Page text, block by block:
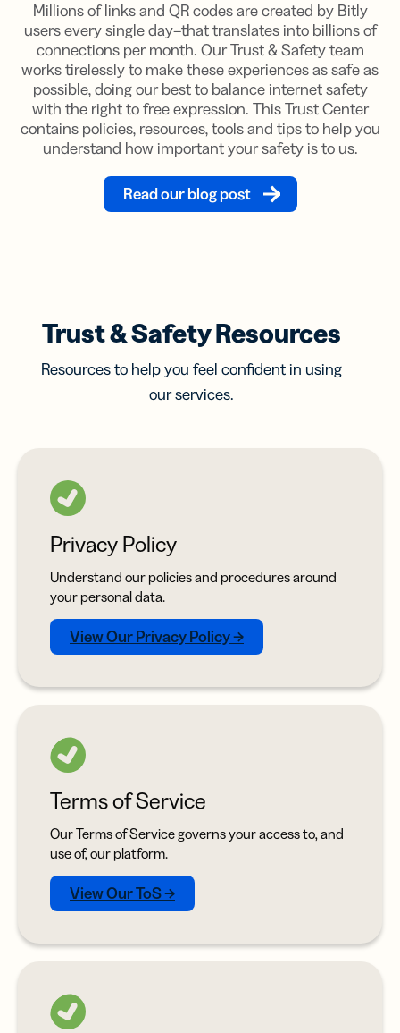
Millions of links and QR codes are created by Bitly
users every single day–that translates into billions of
connections per month. Our Trust & Safety team
works tirelessly to make these experiences as safe as
possible, doing our best to balance internet safety
with the right to free expression. This Trust Center
contains policies, resources, tools and tips to help you
understand how important your safety is to us.
Read our blog post
Trust & Safety Resources
Resources to help you feel confident in using
our services.
Privacy Policy
Understand our policies and procedures around
your personal data.
View Our Privacy Policy →
Terms of Service
Our Terms of Service governs your access to, and
use of, our platform.
View Our ToS →